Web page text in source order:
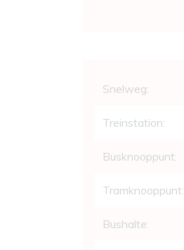
Comfort
Snelweg:
Treinstation:
Busknooppunt:
Tramknooppunt:
Bushalte: